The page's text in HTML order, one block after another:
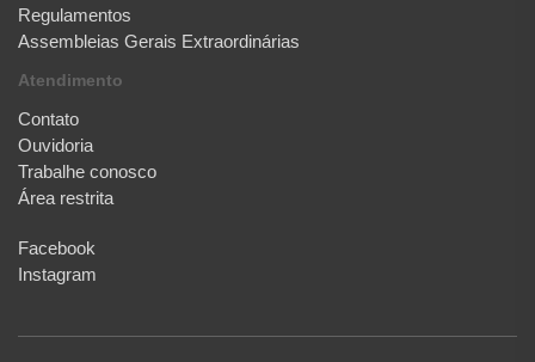
Regulamentos
Assembleias Gerais Extraordinárias
Atendimento
Contato
Ouvidoria
Trabalhe conosco
Área restrita
Facebook
Instagram